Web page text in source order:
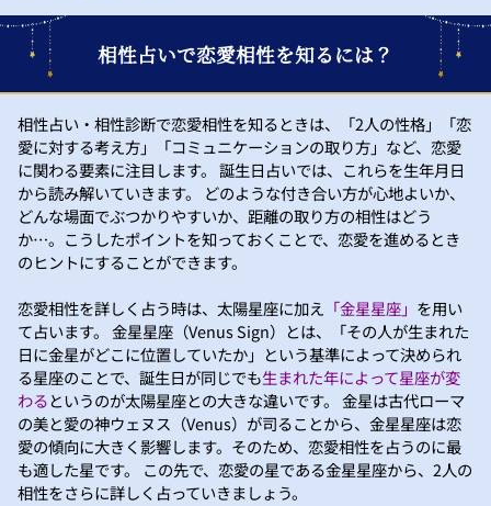
相性占いで恋愛相性を知るには？
相性占い・相性診断で恋愛相性を知るときは、「2人の性格」「恋
愛に対する考え方」「コミュニケーションの取り方」など、恋愛
に関わる要素に注目します。 誕生日占いでは、これらを生年月日
から読み解いていきます。 どのような付き合い方が心地よいか、
どんな場面でぶつかりやすいか、距離の取り方の相性はどう
か…。こうしたポイントを知っておくことで、恋愛を進めるとき
のヒントにすることができます。
恋愛相性を詳しく占う時は、太陽星座に加え 「金星星座」 を用い
て占います。 金星星座（Venus Sign）とは、「その人が生まれた
日に金星がどこに位置していたか」という基準によって決められ
る星座のことで、誕生日が同じでも生まれた年によって星座が変
わるというのが太陽星座との大きな違いです。 金星は古代ローマ
の美と愛の神ウェヌス（Venus）が司ることから、金星星座は恋
愛の傾向に大きく影響します。そのため、恋愛相性を占うのに最
も適した星です。 この先で、恋愛の星である金星星座から、2人の
相性をさらに詳しく占っていきましょう。